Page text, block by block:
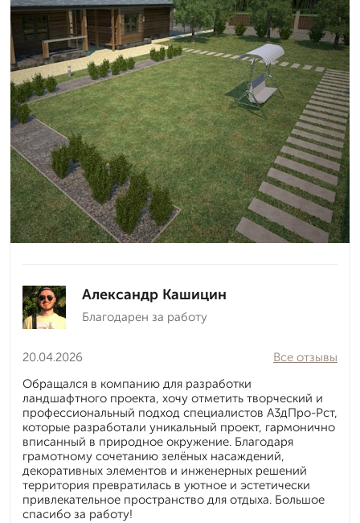
Александр Кашицин
Благодарен за работу
20.04.2026
Все отзывы
Обращался в компанию для разработки
ландшафтного проекта, хочу отметить творческий и
профессиональный подход специалистов А3дПро-Рст,
которые разработали уникальный проект, гармонично
вписанный в природное окружение. Благодаря
грамотному сочетанию зелёных насаждений,
декоративных элементов и инженерных решений
территория превратилась в уютное и эстетически
привлекательное пространство для отдыха. Большое
спасибо за работу!